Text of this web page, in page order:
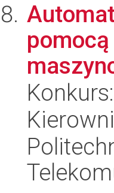
Konkurs: